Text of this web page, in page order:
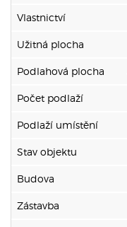
Vlastnictví
Užitná plocha
Podlahová plocha
Počet podlaží
Podlaží umístění
Stav objektu
Budova
Zástavba